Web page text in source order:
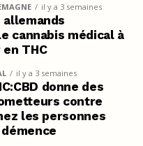
il y a 3 semaines
cannabis médical à
THC
il y a 3 semaines
donne des
contre
les personnes